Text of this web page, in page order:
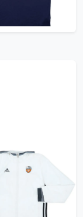
Track Jacket -
- (M.Boys)
· ca. €21